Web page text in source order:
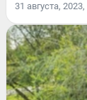
31 августа,